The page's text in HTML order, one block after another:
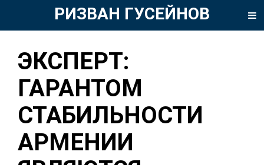
РИЗВАН ГУСЕЙНОВ
ЭКСПЕРТ:
ГАРАНТОМ
СТАБИЛЬНОСТИ
АРМЕНИИ